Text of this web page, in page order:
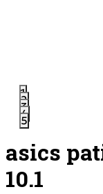
1
2
3
4
5
asics
10.1